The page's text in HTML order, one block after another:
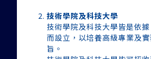
技術學院及科技大學
技術學院及科技大學皆是依據
而設立，以培養高級專業及
旨。